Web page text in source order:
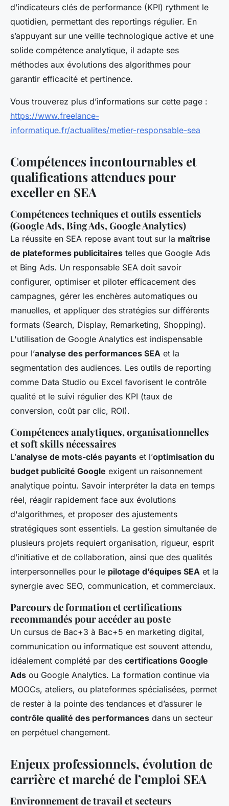
d’indicateurs clés de performance (KPI) rythment le
quotidien, permettant des reportings régulier. En
s’appuyant sur une veille technologique active et une
solide compétence analytique, il adapte ses
méthodes aux évolutions des algorithmes pour
garantir efficacité et pertinence.
Vous trouverez plus d’informations sur cette page :
https://www.freelance-
informatique.fr/actualites/metier-responsable-sea
Compétences incontournables et
qualifications attendues pour
exceller en SEA
Compétences techniques et outils essentiels
(Google Ads, Bing Ads, Google Analytics)
La réussite en SEA repose avant tout sur la maîtrise
de plateformes publicitaires telles que Google Ads
et Bing Ads. Un responsable SEA doit savoir
configurer, optimiser et piloter efficacement des
campagnes, gérer les enchères automatiques ou
manuelles, et appliquer des stratégies sur différents
formats (Search, Display, Remarketing, Shopping).
L'utilisation de Google Analytics est indispensable
pour l’analyse des performances SEA et la
segmentation des audiences. Les outils de reporting
comme Data Studio ou Excel favorisent le contrôle
qualité et le suivi régulier des KPI (taux de
conversion, coût par clic, ROI).
Compétences analytiques, organisationnelles
et soft skills nécessaires
L’analyse de mots-clés payants et l’optimisation du
budget publicité Google exigent un raisonnement
analytique pointu. Savoir interpréter la data en temps
réel, réagir rapidement face aux évolutions
d'algorithmes, et proposer des ajustements
stratégiques sont essentiels. La gestion simultanée de
plusieurs projets requiert organisation, rigueur, esprit
d’initiative et de collaboration, ainsi que des qualités
interpersonnelles pour le pilotage d’équipes SEA et la
synergie avec SEO, communication, et commerciaux.
Parcours de formation et certifications
recommandés pour accéder au poste
Un cursus de Bac+3 à Bac+5 en marketing digital,
communication ou informatique est souvent attendu,
idéalement complété par des certifications Google
Ads ou Google Analytics. La formation continue via
MOOCs, ateliers, ou plateformes spécialisées, permet
de rester à la pointe des tendances et d’assurer le
contrôle qualité des performances dans un secteur
en perpétuel changement.
Enjeux professionnels, évolution de
carrière et marché de l’emploi SEA
Environnement de travail et secteurs